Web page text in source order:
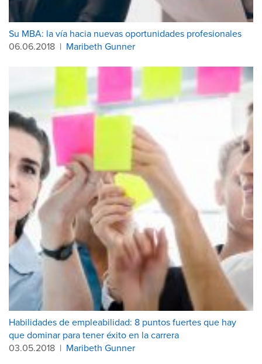
Su MBA: la vía hacia nuevas oportunidades profesionales
06.06.2018 | Maribeth Gunner
Habilidades de empleabilidad: 8 puntos fuertes que hay
que dominar para tener éxito en la carrera
03.05.2018 | Maribeth Gunner